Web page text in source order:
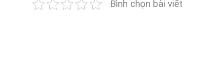
Bình chọn bài viết